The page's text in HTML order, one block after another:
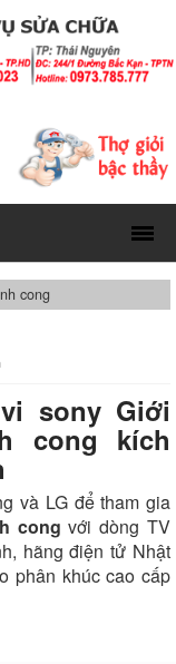
cong
sony Giới
cong kích
và LG để tham gia
cong với dòng TV
hãng điện tử Nhật
phân khúc cao cấp